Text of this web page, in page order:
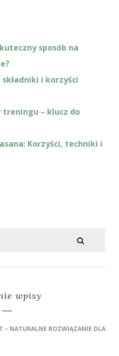
sposób na
i korzyści
treningu – klucz do
Korzyści, techniki i
wpisy
– NATURALNE ROZWIĄZANIE DLA